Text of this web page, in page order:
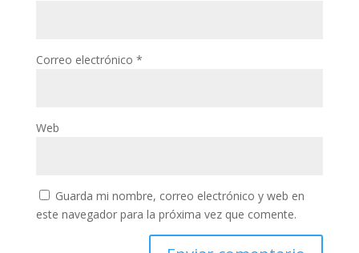
Correo electrónico *
Web
Guarda mi nombre, correo electrónico y web en
este navegador para la próxima vez que comente.